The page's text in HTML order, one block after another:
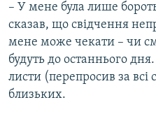
– У мене була лише
сказав, що свідчення
мене може чекати – чи
будуть до останнього
листи (перепросив за всі
близьких.